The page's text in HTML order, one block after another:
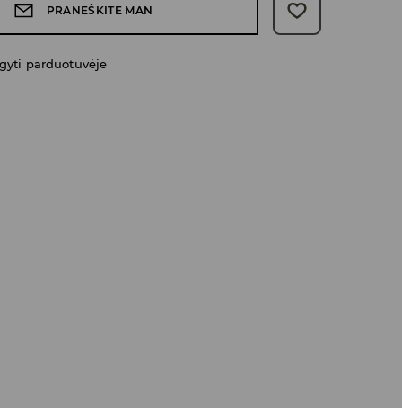
PRANEŠKITE MAN
parduotuvėje